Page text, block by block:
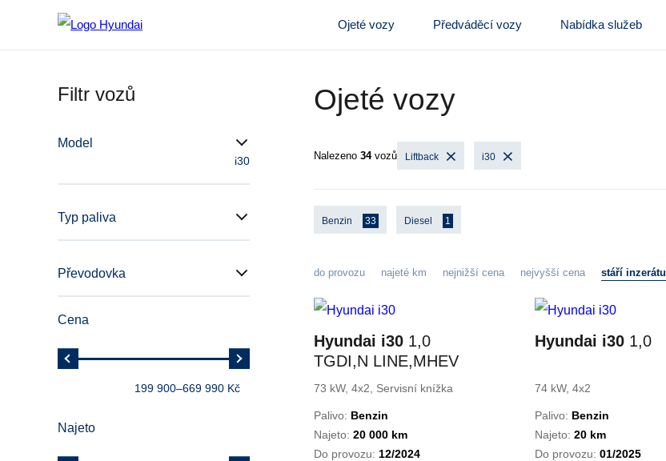
Ojeté vozy Předváděcí vozy Nabídka služeb
Filtr vozů
Model
i30
Typ paliva
Převodovka
Cena
199 900–669 990 Kč
Najeto
Ojeté vozy
Nalezeno 34vozů Liftback i30
Benzin 33 Diesel 1
do provozu najeté km nejnižší cena nejvyšší cena stáří inzerátu
Hyundai i30 1,0
TGDI,N LINE,MHEV
73 kW, 4x2, Servisní knížka
Palivo: Benzin
Najeto: 20 000 km
Do provozu: 12/2024
Hyundai i30 1,0
74 kW, 4x2
Palivo: Benzin
Najeto: 20 km
Do provozu: 01/2025